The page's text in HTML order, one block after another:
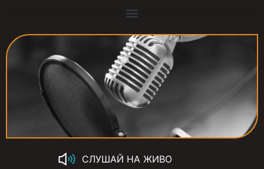
СЛУШАЙ НА ЖИВО